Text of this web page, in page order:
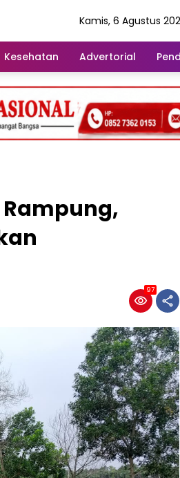
Kamis, 6 Agustus
Kesehatan Advertorial
97